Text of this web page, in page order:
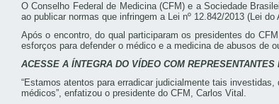
O Conselho Federal de Medicina (CFM) e a Sociedade
ao publicar normas que infringem a Lei nº 12.842/2013 (Lei
Após o encontro, do qual participaram os presidentes do
esforços para defender o médico e a medicina de abusos de
ACESSE A ÍNTEGRA DO VÍDEO COM REPRESENTANTES
“Estamos atentos para erradicar judicialmente tais
médicos”, enfatizou o presidente do CFM, Carlos Vital.